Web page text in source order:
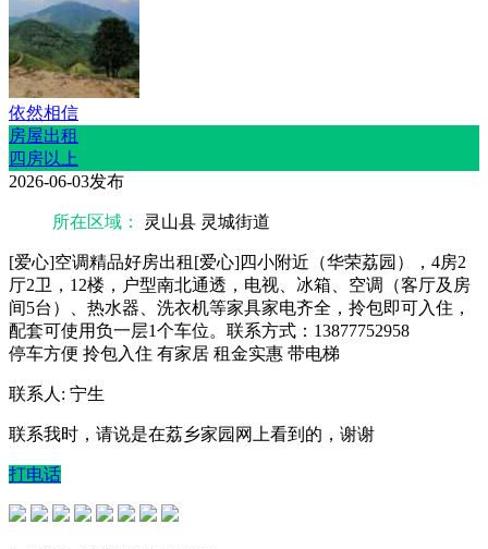
依然相信
房屋出租
四房以上
2026-06-03发布
所在区域： 灵山县 灵城街道
[爱心]空调精品好房出租[爱心]四小附近（华荣荔园），4房2
厅2卫，12楼，户型南北通透，电视、冰箱、空调（客厅及房
间5台）、热水器、洗衣机等家具家电齐全，拎包即可入住，
配套可使用负一层1个车位。联系方式：13877752958
停车方便 拎包入住 有家居 租金实惠 带电梯
联系人: 宁生
联系我时，请说是在荔乡家园网上看到的，谢谢
打电话